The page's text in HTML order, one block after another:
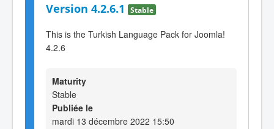
Version 4.2.6.1 Stable
This is the Turkish Language Pack for Joomla!
4.2.6
Maturity
Stable
Publiée le
mardi 13 décembre 2022 15:50